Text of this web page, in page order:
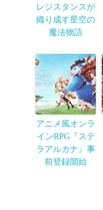
レジスタンスが
織り成す星空の
魔法物語
アニメ風オンラ
インRPG『ステ
ラアルカナ』事
前登録開始